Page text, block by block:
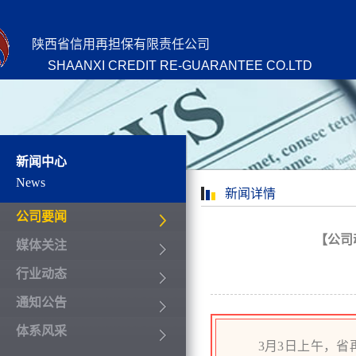
陕西省信用再担保有限责任公司
SHAANXI CREDIT RE-GUARANTEE CO.LTD
新闻中心
News
公司要闻
媒体关注
行业动态
通知公告
体系风采
新闻详情
【公
3月3日上午，省